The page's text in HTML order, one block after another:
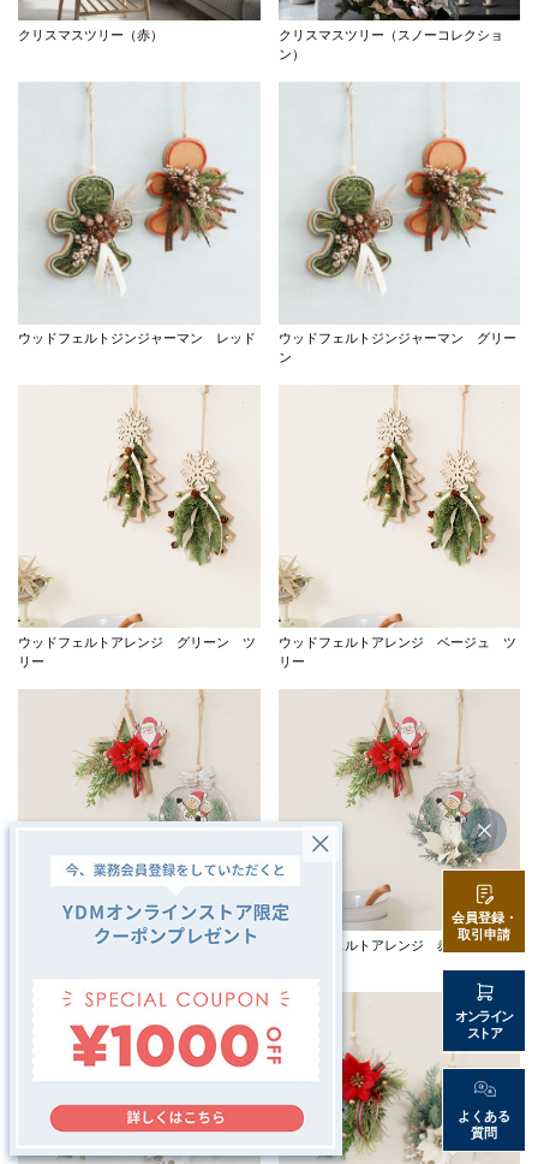
クリスマスツリー（赤）
クリスマスツリー（スノーコレクショ
ン）
ウッドフェルトジンジャーマン レッド
ウッドフェルトジンジャーマン グリー
ン
ウッドフェルトアレンジ グリーン ツ
リー
ウッドフェルトアレンジ ベージュ ツ
リー
ウッドフェルトアレンジ 白 雪だるま
ウッドフェルトアレンジ 赤 サンタク
会員登録・
取引申請
オンライン
ストア
よくある
質問